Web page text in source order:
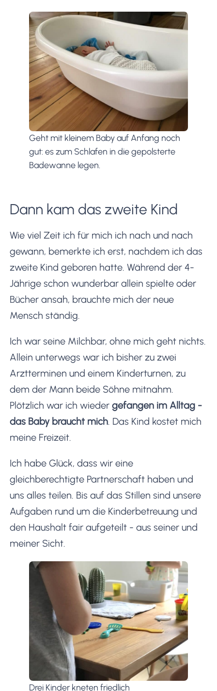
Geht mit kleinem Baby auf Anfang noch
gut: es zum Schlafen in die gepolsterte
Badewanne legen.
Dann kam das zweite Kind
Wie viel Zeit ich für mich ich nach und nach
gewann, bemerkte ich erst, nachdem ich das
zweite Kind geboren hatte. Während der 4-
Jährige schon wunderbar allein spielte oder
Bücher ansah, brauchte mich der neue
Mensch ständig.
Ich war seine Milchbar, ohne mich geht nichts.
Allein unterwegs war ich bisher zu zwei
Arztterminen und einem Kinderturnen, zu
dem der Mann beide Söhne mitnahm.
Plötzlich war ich wieder gefangen im Alltag -
das Baby braucht mich. Das Kind kostet mich
meine Freizeit.
Ich habe Glück, dass wir eine
gleichberechtigte Partnerschaft haben und
uns alles teilen. Bis auf das Stillen sind unsere
Aufgaben rund um die Kinderbetreuung und
den Haushalt fair aufgeteilt - aus seiner und
meiner Sicht.
Drei Kinder kneten friedlich